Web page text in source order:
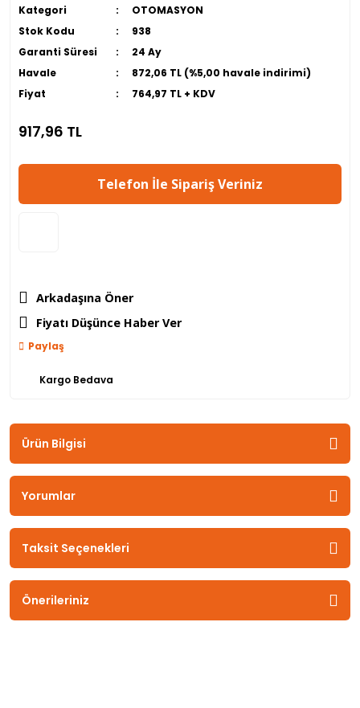
Kategori
OTOMASYON
Stok Kodu
938
Garanti Süresi
24 Ay
Havale
872,06 TL (%5,00 havale indirimi)
Fiyat
764,97 TL + KDV
917,96 TL
Telefon İle Sipariş Veriniz
Arkadaşına Öner
Fiyatı Düşünce Haber Ver
Paylaş
Kargo Bedava
Ürün Bilgisi
Yorumlar
Taksit Seçenekleri
Önerileriniz